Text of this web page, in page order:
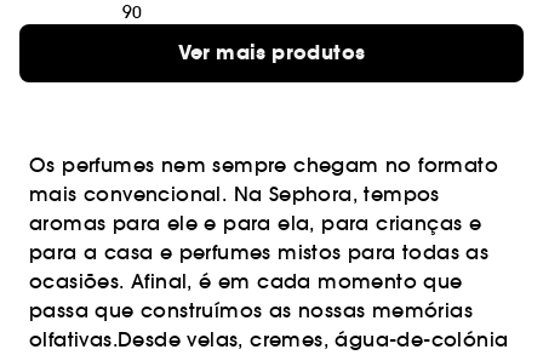
90
Ver mais produtos
Os perfumes nem sempre chegam no formato
mais convencional. Na Sephora, tempos
aromas para ele e para ela, para crianças e
para a casa e perfumes mistos para todas as
ocasiões. Afinal, é em cada momento que
passa que construímos as nossas memórias
olfativas.Desde velas, cremes, água-de-colónia